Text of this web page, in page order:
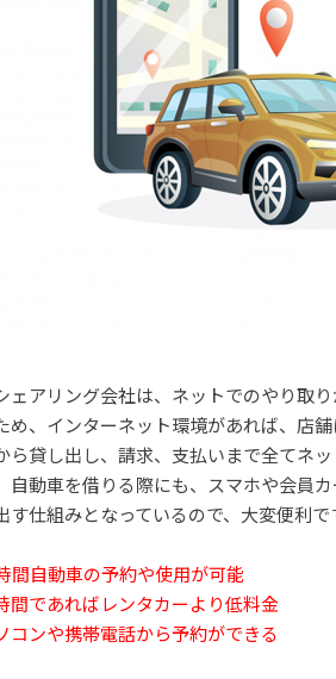
ェアリング会社は、ネットでのやり取り
め、インターネット環境があれば、店
ら貸し出し、請求、支払いまで全てネッ
自動車を借りる際にも、スマホや会員
す仕組みとなっているので、大変便利で
間自動車の予約や使用が可能
間であればレンタカーより低料金
コンや携帯電話から予約ができる